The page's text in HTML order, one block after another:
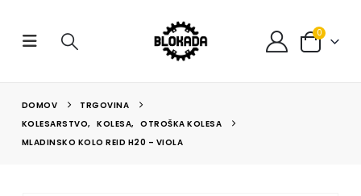
0
DOMOV
TRGOVINA
KOLESARSTVO, KOLESA,
OTROŠKA KOLESA
MLADINSKO KOLO REID H20 – VIOLA